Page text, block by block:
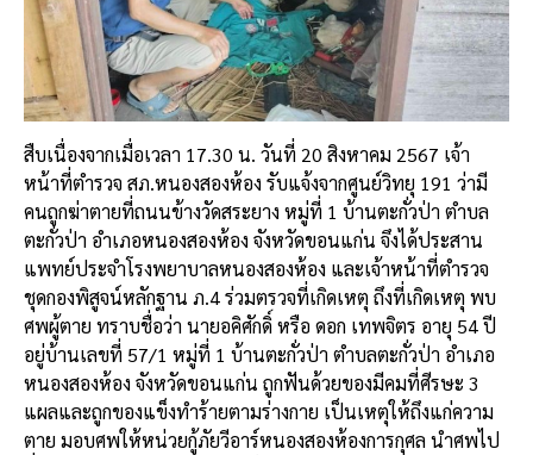
สืบเนื่องจากเมื่อเวลา 17.30 น. วันที่ 20 สิงหาคม 2567 เจ้า
หน้าที่ตำรวจ สภ.หนองสองห้อง รับแจ้งจากศูนย์วิทยุ 191 ว่ามี
คนถูกฆ่าตายที่ถนนข้างวัดสระยาง หมู่ที่ 1 บ้านตะกั่วป่า ตำบล
ตะกั่วป่า อำเภอหนองสองห้อง จังหวัดขอนแก่น จึงได้ประสาน
แพทย์ประจำโรงพยาบาลหนองสองห้อง และเจ้าหน้าที่ตำรวจ
ชุดกองพิสูจน์หลักฐาน ภ.4 ร่วมตรวจที่เกิดเหตุ ถึงที่เกิดเหตุ พบ
ศพผู้ตาย ทราบชื่อว่า นายอคิศักดิ์ หรือ ดอก เทพจิตร อายุ 54 ปี
อยู่บ้านเลขที่ 57/1 หมู่ที่ 1 บ้านตะกั่วป่า ตำบลตะกั่วป่า อำเภอ
หนองสองห้อง จังหวัดขอนแก่น ถูกฟันด้วยของมีคมที่ศีรษะ 3
แผลและถูกของแข็งทำร้ายตามร่างกาย เป็นเหตุให้ถึงแก่ความ
ตาย มอบศพให้หน่วยกู้ภัยวีอาร์หนองสองห้องการกุศล นำศพไป